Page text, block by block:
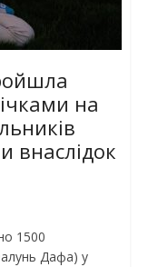
на
внаслідок
1500
Дафа) у